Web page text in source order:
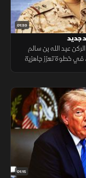
01:33
جديد
عبد الله بن سالم
في خطوة تعزز جاهزية
01:15